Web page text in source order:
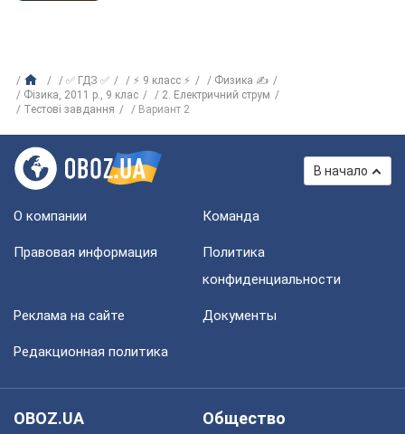
✅ ГДЗ ✅ ⚡ 9 класс ⚡
Физика ✍
Фізика, 2011 р., 9 клас
2. Електричний струм
Тестові завдання
Вариант 2
В начало
О компании Команда
Правовая информация
Политика
конфиденциальности
Реклама на сайте Документы
Редакционная политика
OBOZ.UA
Общество